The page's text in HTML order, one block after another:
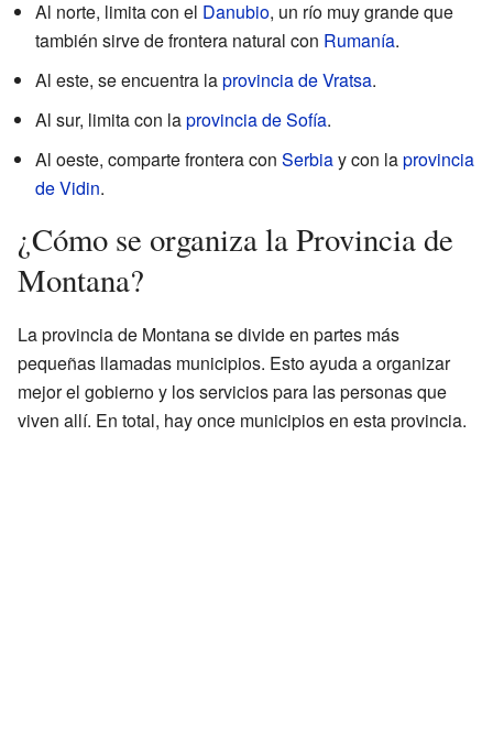
Al norte, limita con el Danubio, un río muy grande que
también sirve de frontera natural con Rumanía.
Al este, se encuentra laprovincia de Vratsa.
Al sur, limita con laprovincia de Sofía.
Al oeste, comparte frontera con Serbiay con laprovincia
de Vidin.
¿Cómo se organiza la Provincia de
Montana?
La provincia de Montana se divide en partes más
pequeñas llamadas municipios. Esto ayuda a organizar
mejor el gobierno y los servicios para las personas que
viven allí. En total, hay once municipios en esta provincia.